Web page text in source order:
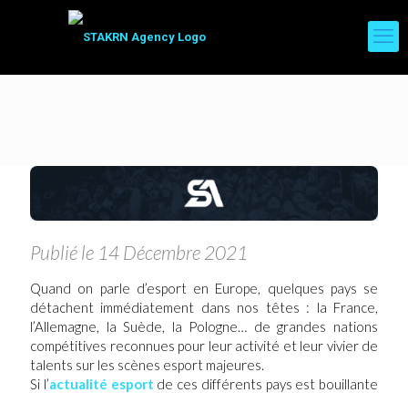
Publié le 14 Décembre 2021
Quand on parle d’esport en Europe, quelques pays se
détachent immédiatement dans nos têtes : la France,
l’Allemagne, la Suède, la Pologne… de grandes nations
compétitives reconnues pour leur activité et leur vivier de
talents sur les scènes esport majeures.
Si l’actualité esport de ces différents pays est bouillante